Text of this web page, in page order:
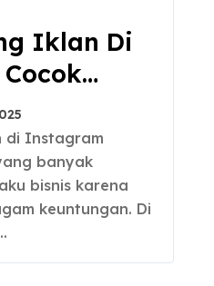
Iklan Di
Harga
banyak
bisnis karena
keuntungan. Di